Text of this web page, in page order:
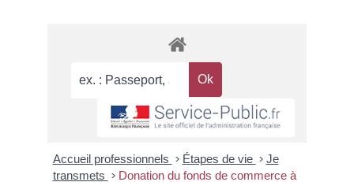
Accueil professionnels > Étapes de vie > Je
transmets > Donation du fonds de commerce à